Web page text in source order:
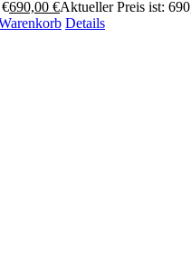
690,00 €Aktueller Preis ist:
Details